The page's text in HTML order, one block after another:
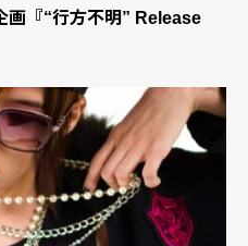
画『“行方不明” Release